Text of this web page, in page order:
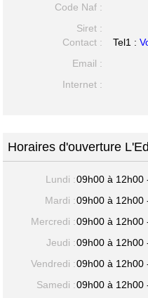
Code Naf :
Siret :
Contact :
Tel1 :
Email :
Internet :
Horaires d'ouverture
Lundi :09h00 à 12h00
Mardi :09h00 à 12h00
Mercredi :09h00 à 12h00
Jeudi :09h00 à 12h00
Vendredi :09h00 à 12h00
Samedi :09h00 à 12h00